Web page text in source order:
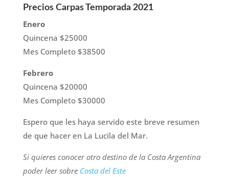
Precios Carpas Temporada 2021
Enero
Quincena $25000
Mes Completo $38500
Febrero
Quincena $20000
Mes Completo $30000
Espero que les haya servido este breve resumen
de que hacer en La Lucila del Mar.
Si quieres conocer otro destino de la Costa Argentina
poder leer sobre Costa del Este